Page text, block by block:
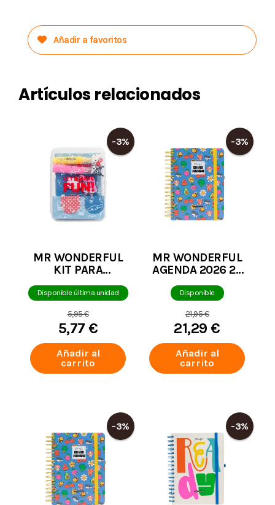
Añadir a favoritos
Artículos relacionados
-3%
MR WONDERFUL
KIT PARA
AGENDA HELLO
LETS HAVE FUN
Disponible última unidad
5,95 €
5,77 €
Añadir al
carrito
-3%
MR WONDERFUL
AGENDA 2026 27
MUNDO
Disponible
21,95 €
21,29 €
Añadir al
carrito
-3% -3%